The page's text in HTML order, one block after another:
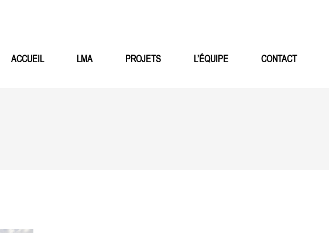
ACCUEIL LMA PROJETS L’ÉQUIPE CONTACT